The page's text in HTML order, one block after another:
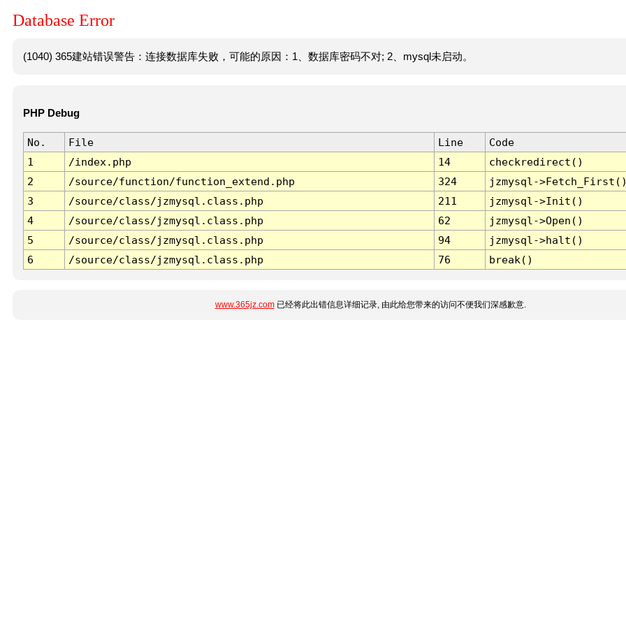
Database Error
(1040) 365建站错误警告：连接数据库失败，可能的原因：1、数据库密码不对; 2、mysql未启动。
PHP Debug
No. File Line
Code
1
/index.php 14
checkredirect()
2
/source/function/function_extend.php 324
jzmysql-
3
/source/class/jzmysql.class.php 211
jzmysql->Init()
4
/source/class/jzmysql.class.php 62
jzmysql->Open()
5
/source/class/jzmysql.class.php 94
jzmysql->halt()
6
/source/class/jzmysql.class.php 76 break()
www.365jz.com已经将此出错信息详细记录, 由此给您带来的访问不便我们深感歉意.